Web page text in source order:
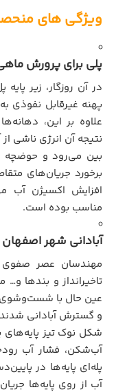
ویژگی های
پلی برای پرورش
در آن روزگار، زیر
پهنه غیرقابل نفوذی
علاوه بر این،
نتیجه آن انرژی ناشی
بین می‌رود و حوضچه
برخورد جریان‌های
افزایش اکسیژن آب
مناسب بوده است.
آبادانی شهر
مهندسان عصر صفوی
تاخیرانداز و بندها
عین حال با شست‌وشوی
و گسترش آبادانی
شکل نوک تیز
آب‌شکن، فشار آب
پله‌ای پایه‌ها در
آب از روی پایه‌ها